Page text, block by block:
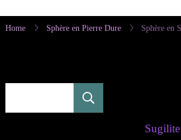
Home Sphère en Pierre Dure Sphère en